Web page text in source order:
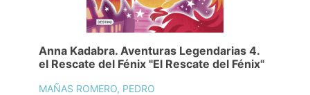
Anna Kadabra. Aventuras Legendarias 4.
el Rescate del Fénix "El Rescate del Fénix"
MAÑAS ROMERO, PEDRO